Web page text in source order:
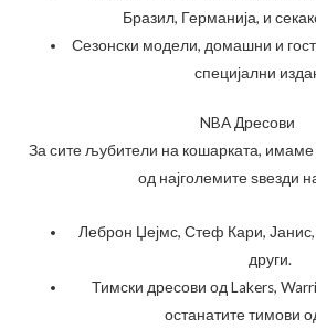
Бразил, Германија, и
Сезонски модели, домашни и
специјални
NBA Дресови
За сите љубители на кошарката, имаме
од најголемите ѕвезди
Леброн Џејмс, Стеф Кари,
други.
Тимски дресови од Lakers,
останатите тимови